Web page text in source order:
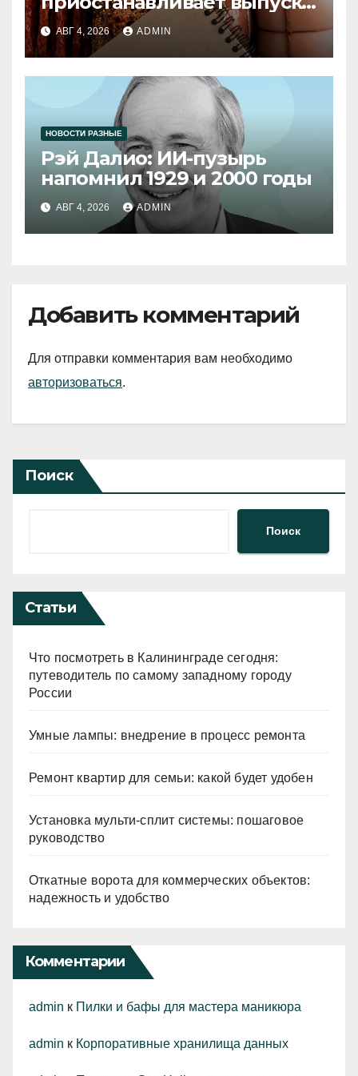
продукции
АВГ 4, 2026 ADMIN
НОВОСТИ РАЗНЫЕ
Рэй Далио: ИИ-пузырь
напомнил 1929 и 2000 годы
АВГ 4, 2026 ADMIN
Добавить комментарий
Для отправки комментария вам необходимо
авторизоваться.
Поиск
Поиск
Статьи
Что посмотреть в Калининграде сегодня:
путеводитель по самому западному городу
России
Умные лампы: внедрение в процесс ремонта
Ремонт квартир для семьи: какой будет удобен
Установка мульти-сплит системы: пошаговое
руководство
Откатные ворота для коммерческих объектов:
надежность и удобство
Комментарии
admin к Пилки и бафы для мастера маникюра
admin к Корпоративные хранилища данных